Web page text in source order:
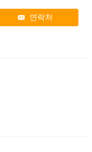
연락처